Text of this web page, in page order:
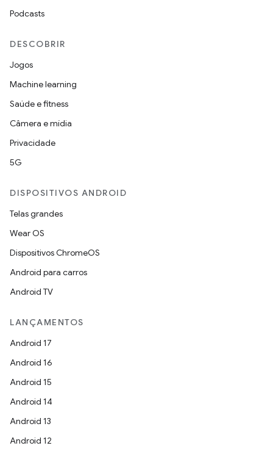
Podcasts
DESCOBRIR
Jogos
Machine learning
Saúde e fitness
Câmera e mídia
Privacidade
5G
DISPOSITIVOS ANDROID
Telas grandes
Wear OS
Dispositivos ChromeOS
Android para carros
Android TV
LANÇAMENTOS
Android 17
Android 16
Android 15
Android 14
Android 13
Android 12